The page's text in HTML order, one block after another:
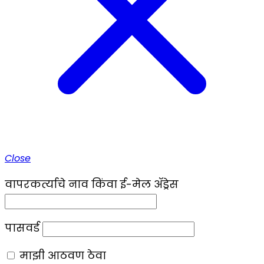
Close
वापरकर्त्याचे नाव किंवा ई-मेल ॲड्रेस
पासवर्ड
माझी आठवण ठेवा